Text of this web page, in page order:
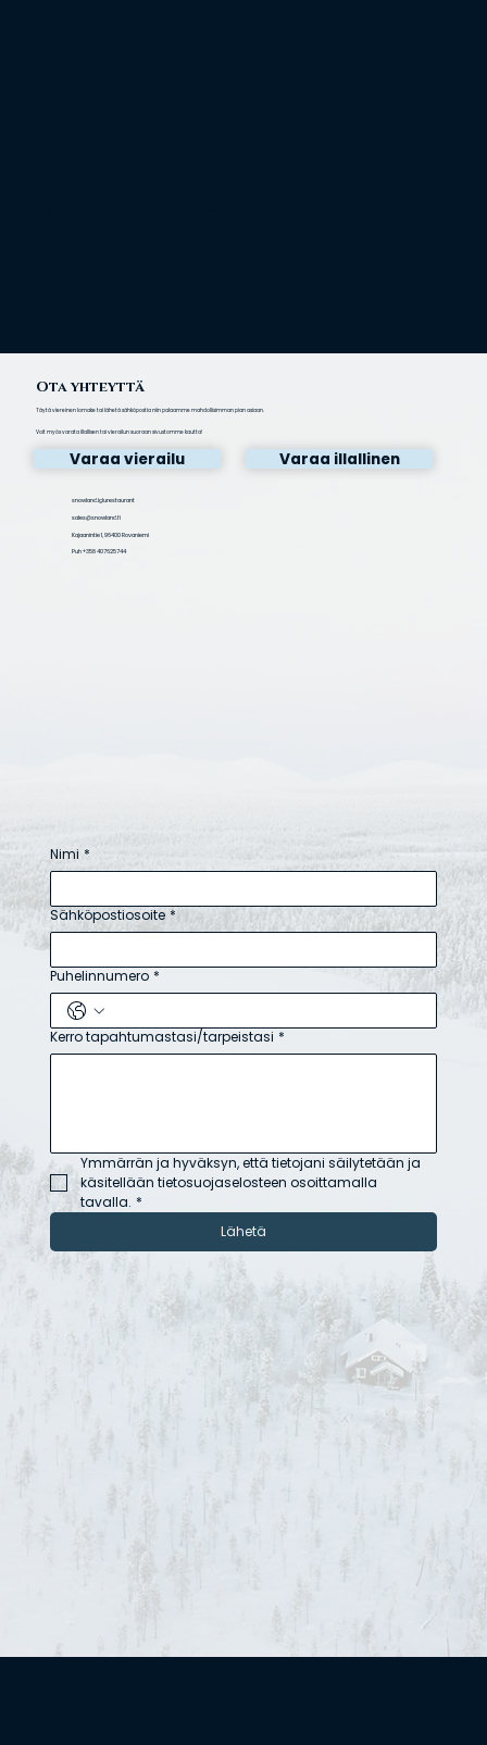
Ota yhteyttä
Täytä viereinen lomake tai lähetä sähköpostia niin palaamme mahdollisimman pian asiaan.
Voit myös varata illallisen tai vierailun suoraan sivustomme kautta!
Varaa vierailu Varaa illallinen
snowland.iglurestaurant
sales@snowland.fi
Kajaanintie 1, 96400 Rovaniemi
Puh +358 407625744
Nimi *
Sähköpostiosoite *
Puhelinnumero *
Kerro tapahtumastasi/tarpeistasi *
Ymmärrän ja hyväksyn, että tietojani säilytetään ja
käsitellään tietosuojaselosteen osoittamalla
tavalla. *
Lähetä